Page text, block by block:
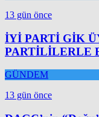
13 gün önce
İYİ PARTİ GİK
PARTİLİLERLE
GÜNDEM
13 gün önce